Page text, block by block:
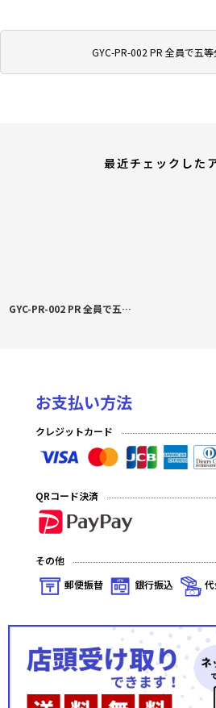
GYC-PR-002 PR 全員で五
最近チェックした
GYC-PR-002 PR 全員で五等分! 中野 二乃
お支払い方法
クレジットカード
QRコード決済
その他
郵便振替
銀行振込